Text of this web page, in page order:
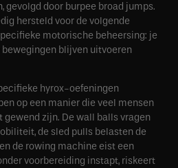
gevolgd door burpee broad jumps.
hersteld voor de volgende
motorische beheersing: je
blijven uitvoeren
hyrox-oefeningen
op een manier die veel mensen
gewend zijn. De wall balls vragen
de sled pulls belasten de
de rowing machine eist een
voorbereiding instapt, riskeert